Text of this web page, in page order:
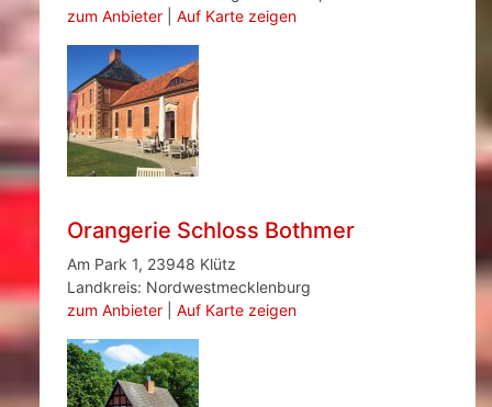
zum Anbieter| Auf Karte zeigen
Orangerie Schloss Bothmer
Am Park 1, 23948 Klütz
Landkreis: Nordwestmecklenburg
zum Anbieter| Auf Karte zeigen